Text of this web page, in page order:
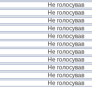
Не голосував
Не голосував
Не голосував
Не голосував
Не голосував
Не голосував
Не голосував
Не голосував
Не голосував
Не голосував
Не голосував